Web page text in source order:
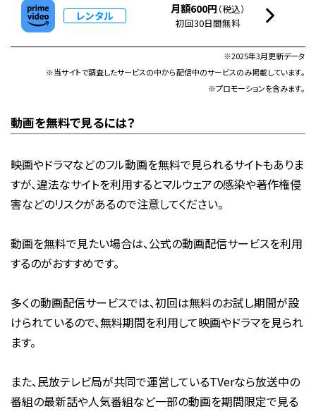
レンタル 月額600円 （税込）
初回30日間無料
※2025年3月更新データ
※当サイトで調査したサービスの中から配信中のサービスのみ掲載しています。
※プロモーションを含みます。
動画を無料で見るには？
映画やドラマなどのフル動画を無料で見られるサイトもありま
すが、違法なサイトを利用するとマルウェアの感染や著作権侵
害などのリスクがあるので注意してください。
動画を無料で見たい場合は、公式の動画配信サービスを利用
するのがおすすめです。
多くの動画配信サービスでは、初回は無料のお試し期間が設
けられているので、無料期間を利用して映画やドラマを見られ
ます。
また、民放テレビ局が共同で運営しているTVerなら放送中の
番組の最新話や人気番組など一部の動画を期間限定で見る